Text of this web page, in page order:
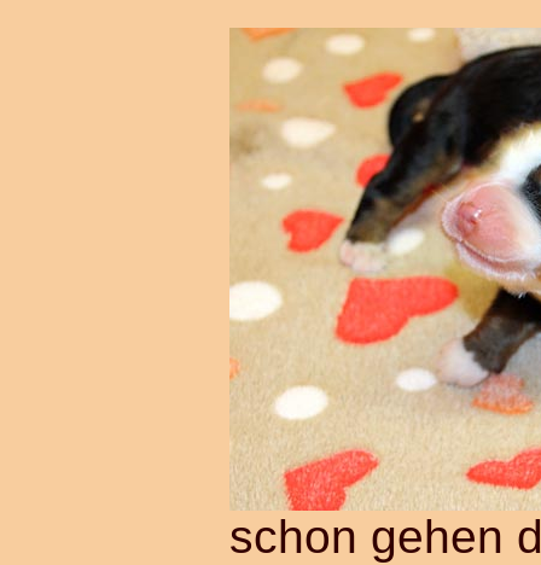
schon gehen